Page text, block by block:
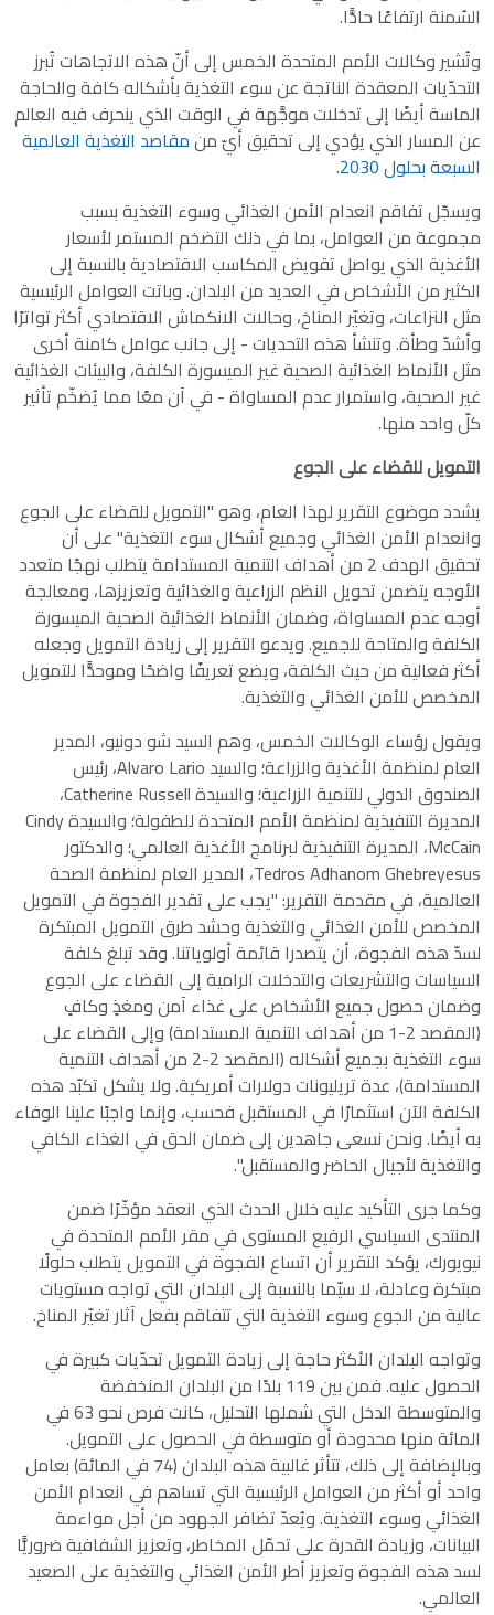
السُمنة ارتفاعًا حادًّا.
وتُشير وكالات الأمم المتحدة الخمس إلى أنّ هذه الاتجاهات تُبرز
التحدّيات المعقدة الناتجة عن سوء التغذية بأشكاله كافة والحاجة
الماسة أيضًا إلى تدخلات موجَّهة في الوقت الذي ينحرف فيه العالم
عن المسار الذي يؤدي إلى تحقيق أيّ منمقاصد التغذية العالمية
السبعة بحلول 2030
.
ويسجّل تفاقم انعدام الأمن الغذائي وسوء التغذية بسبب
مجموعة من العوامل، بما في ذلك التضخم المستمر لأسعار
الأغذية الذي يواصل تقويض المكاسب الاقتصادية بالنسبة إلى
الكثير من الأشخاص في العديد من البلدان. وباتت العوامل الرئيسية
مثل النزاعات، وتغيّر المناخ، وحالات الانكماش الاقتصادي أكثر تواترًا
وأشدّ وطأة. وتنشأ هذه التحديات - إلى جانب عوامل كامنة أخرى
مثل الأنماط الغذائية الصحية غير الميسورة الكلفة، والبيئات الغذائية
غير الصحية، واستمرار عدم المساواة - في آن معًا مما يُضخّم تأثير
كلّ واحد منها.
التمويل للقضاء على الجوع
يشدد موضوع التقرير لهذا العام، وهو "التمويل للقضاء على الجوع
وانعدام الأمن الغذائي وجميع أشكال سوء التغذية" على أن
تحقيق الهدف 2 من أهداف التنمية المستدامة يتطلب نهجًا متعدد
الأوجه يتضمن تحويل النظم الزراعية والغذائية وتعزيزها، ومعالجة
أوجه عدم المساواة، وضمان الأنماط الغذائية الصحية الميسورة
الكلفة والمتاحة للجميع. ويدعو التقرير إلى زيادة التمويل وجعله
أكثر فعالية من حيث الكلفة، ويضع تعريفًا واضحًا وموحدًّا للتمويل
المخصص للأمن الغذائي والتغذية.
ويقول رؤساء الوكالات الخمس، وهم السيد شو دونيو، المدير
العام لمنظمة الأغذية والزراعة؛ والسيد Alvaro Lario، رئيس
الصندوق الدولي للتنمية الزراعية؛ والسيدة Catherine Russell،
المديرة التنفيذية لمنظمة الأمم المتحدة للطفولة؛ والسيدة Cindy
McCain، المديرة التنفيذية لبرنامج الأغذية العالمي؛ والدكتور
Tedros Adhanom Ghebreyesus، المدير العام لمنظمة الصحة
العالمية، في مقدمة التقرير: "يجب على تقدير الفجوة في التمويل
المخصص للأمن الغذائي والتغذية وحشد طرق التمويل المبتكرة
لسدّ هذه الفجوة، أن يتصدرا قائمة أولوياتنا. وقد تبلغ كلفة
السياسات والتشريعات والتدخلات الرامية إلى القضاء على الجوع
وضمان حصول جميع الأشخاص على غذاء آمن ومغذٍ وكافٍ
(المقصد 2-1 من أهداف التنمية المستدامة) وإلى القضاء على
سوء التغذية بجميع أشكاله (المقصد 2-2 من أهداف التنمية
المستدامة)، عدة تريليونات دولارات أمريكية. ولا يشكل تكبّد هذه
الكلفة الآن استثمارًا في المستقبل فحسب، وإنما واجبًا علينا الوفاء
به أيضًا. ونحن نسعى جاهدين إلى ضمان الحق في الغذاء الكافي
والتغذية لأجيال الحاضر والمستقبل".
وكما جرى التأكيد عليه خلال الحدث الذي انعقد مؤخّرًا ضمن
المنتدى السياسي الرفيع المستوى في مقر الأمم المتحدة في
نيويورك، يؤكد التقرير أن اتساع الفجوة في التمويل يتطلب حلولًا
مبتكرة وعادلة، لا سيّما بالنسبة إلى البلدان التي تواجه مستويات
عالية من الجوع وسوء التغذية التي تتفاقم بفعل آثار تغيّر المناخ.
وتواجه البلدان الأكثر حاجة إلى زيادة التمويل تحدّيات كبيرة في
الحصول عليه. فمن بين 119 بلدًا من البلدان المنخفضة
والمتوسطة الدخل التي شملها التحليل، كانت فرص نحو 63 في
المائة منها محدودة أو متوسطة في الحصول على التمويل.
وبالإضافة إلى ذلك، تتأثر غالبية هذه البلدان (74 في المائة) بعامل
واحد أو أكثر من العوامل الرئيسية التي تساهم في انعدام الأمن
الغذائي وسوء التغذية. ويُعدّ تضافر الجهود من أجل مواءمة
البيانات، وزيادة القدرة على تحمّل المخاطر، وتعزيز الشفافية ضروريًّا
لسد هذه الفجوة وتعزيز أطر الأمن الغذائي والتغذية على الصعيد
العالمي.